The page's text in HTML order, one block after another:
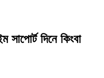
সাপোর্ট দিনে কিংবা